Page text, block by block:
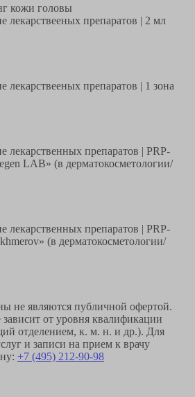
кожи головы
лекарствееных препаратов | 2 мл
лекарствееных препаратов | 1 зона
лекарственных препаратов | PRP-
LAB» (в дерматокосметологии/
лекарственных препаратов | PRP-
(в дерматокосметологии/
не являются публичной офертой.
от уровня квалификации
отделением, к. м. н. и др.). Для
и записи на прием к врачу
+7 (495) 212-90-98